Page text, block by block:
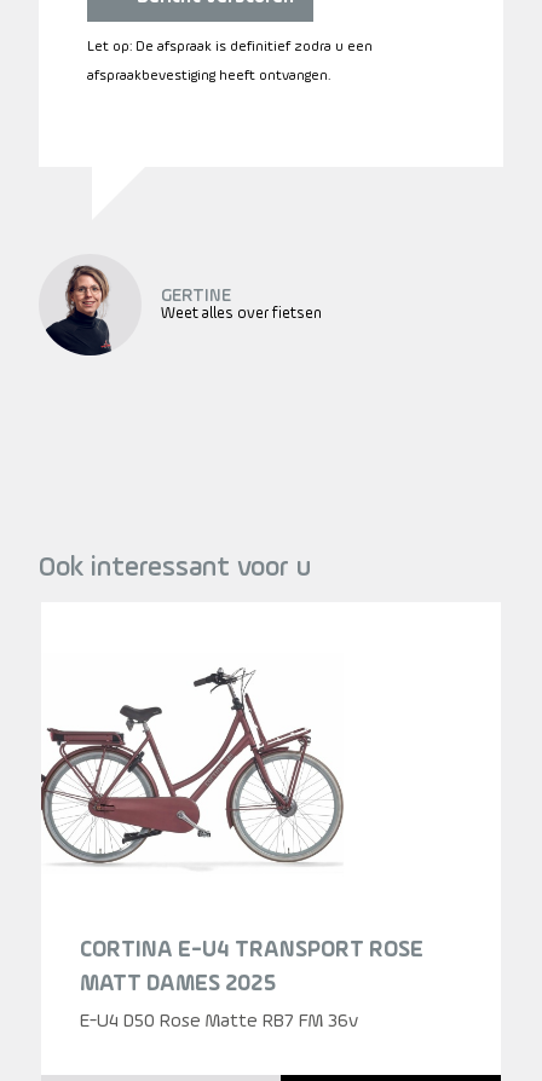
Let op: De afspraak is definitief zodra u een
afspraakbevestiging heeft ontvangen.
GERTINE
Weet alles over fietsen
Ook interessant voor u
CORTINA E-U4 TRANSPORT ROSE
MATT DAMES 2025
E-U4 D50 Rose Matte RB7 FM 36v